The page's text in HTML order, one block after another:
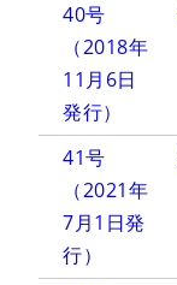
40号
（2018年
11月6日
発行）
41号
（2021年
7月1日発
行）